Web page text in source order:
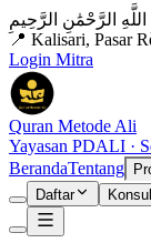
الرَّحْمَٰنِ الرَّحِيمِ
📍 Kalisari, Pasar
Login Mitra
Quran Metode Ali
Yayasan PDALI ·
BerandaTentang
Daftar